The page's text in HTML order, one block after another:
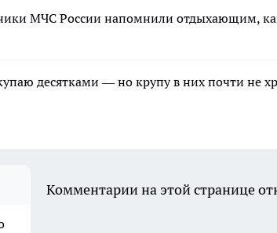
МЧС России напомнили отдыхающим,
десятками — но крупу в них почти не
Комментарии на этой странице